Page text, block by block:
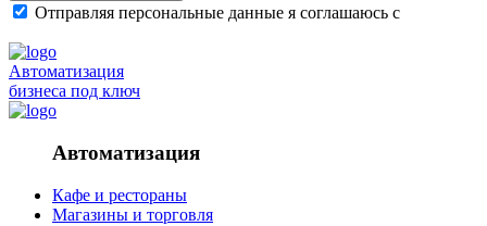
Отправляя персональные данные я соглашаюсь с
Автоматизация
бизнеса под ключ
Автоматизация
Кафе и рестораны
Магазины и торговля